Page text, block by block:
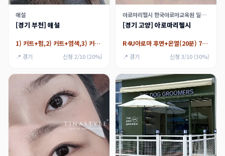
애설
[경기 부천] 애설
1) 커트+펌,2) 커트+염색,3) 커트+케어
📍 경기 신청 2/10 (20%)
아로마리헬시 한국아로마교육원 일산센터
[경기 고양] 아로마리헬시
R4U아로마 후면+온열(20분) 70분
📍 경기 신청 3/10 (30%)